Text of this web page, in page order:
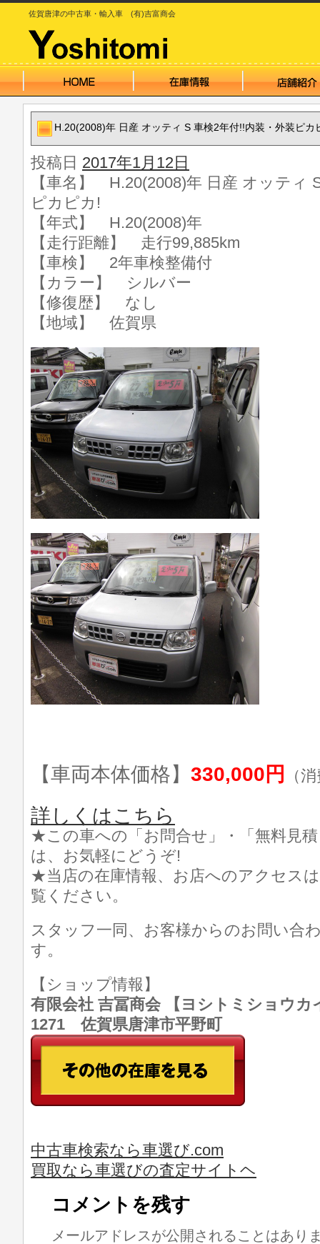
佐賀唐津の中古車・輸入車 (有)吉富商会
H.20(2008)年 日産 オッティ S 車検2年付!!内装・外装ピカ
投稿日 2017年1月12日
【車名】 H.20(2008)年 日産 オッティ
ピカピカ!
【年式】 H.20(2008)年
【走行距離】 走行99,885km
【車検】 2年車検整備付
【カラー】 シルバー
【修復歴】 なし
【地域】 佐賀県
【車両本体価格】 330,000円 （
詳しくはこちら
★この車への「お問合せ」・「無料見
は、お気軽にどうぞ!
★当店の在庫情報、お店へのアクセス
覧ください。
スタッフ一同、お客様からのお問い合
す。
【ショップ情報】
有限会社 吉冨商会 【ヨシトミショウ
1271 佐賀県唐津市平野町
中古車検索なら車選び.com
買取なら車選びの査定サイトヘ
コメントを残す
メールアドレスが公開されることはあり